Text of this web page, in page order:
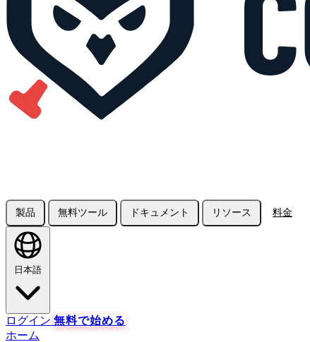
製品 無料ツール ドキュメント リソース 料金
日本語
ログイン 無料で始める
ホーム